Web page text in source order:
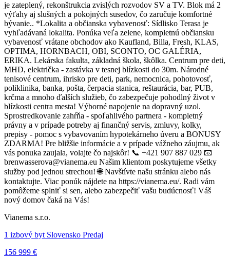
je zateplený, rekonštrukcia zvislých rozvodov SV a TV. Blok má 2
výťahy aj slušných a pokojných susedov, čo zaručuje komfortné
bývanie.. *Lokalita a občianska vybavenosť: Sídlisko Terasa je
vyhľadávaná lokalita. Ponúka veľa zelene, kompletnú občiansku
vybavenosť vrátane obchodov ako Kaufland, Billa, Fresh, KLAS,
OPTIMA, HORNBACH, OBI, SCONTO, OC GALÉRIA,
ERIKA. Lekárska fakulta, základná škola, škôlka. Centrum pre deti,
MHD, električka - zastávka v tesnej blízkosti do 30m. Národné
tenisové centrum, ihrisko pre deti, park, nemocnica, pohotovosť,
poliklinika, banka, pošta, čerpacia stanica, reštaurácia, bar, PUB,
krčma a mnoho ďalších služieb, čo zabezpečuje pohodlný život v
blízkosti centra mesta! Výborné napojenie na dopravný uzol.
Sprostredkovanie zahŕňa - spoľahlivého partnera - kompletný
právny a v prípade potreby aj finančný servis, zmluvy, kolky,
prepisy - pomoc s vybavovaním hypotekárneho úveru a BONUSY
ZDARMA! Pre bližšie informácie a v prípade vážneho záujmu, ak
vás ponuka zaujala, volajte čo najskôr! 📞 +421 907 887 029 📧
brenwasserova@vianema.eu Našim klientom poskytujeme všetky
služby pod jednou strechou! 🌐 Navštívte našu stránku alebo nás
kontaktujte. Viac ponúk nájdete na https://vianema.eu/. Radi vám
pomôžeme splniť si sen, alebo zabezpečiť vašu budúcnosť! Váš
nový domov čaká na Vás!
Vianema s.r.o.
1 izbový byt Slovensko Predaj
156 999 €